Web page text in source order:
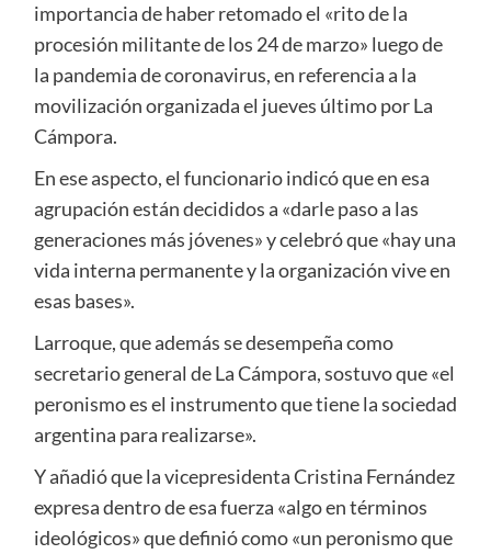
importancia de haber retomado el «rito de la
procesión militante de los 24 de marzo» luego de
la pandemia de coronavirus, en referencia a la
movilización organizada el jueves último por La
Cámpora.
En ese aspecto, el funcionario indicó que en esa
agrupación están decididos a «darle paso a las
generaciones más jóvenes» y celebró que «hay una
vida interna permanente y la organización vive en
esas bases».
Larroque, que además se desempeña como
secretario general de La Cámpora, sostuvo que «el
peronismo es el instrumento que tiene la sociedad
argentina para realizarse».
Y añadió que la vicepresidenta Cristina Fernández
expresa dentro de esa fuerza «algo en términos
ideológicos» que definió como «un peronismo que